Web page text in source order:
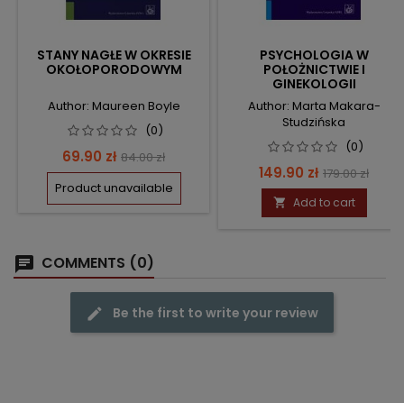
STANY NAGŁE W OKRESIE
OKOŁOPORODOWYM
Author: Maureen Boyle
(0)
Price
69.90 zł Regular
price
84.00 zł
Product unavailable
PSYCHOLOGIA W
POŁOŻNICTWIE I
GINEKOLOGII
Author: Marta Makara-
Studzińska
(0)
Price
149.90 zł Regular
price
179.00 zł
 Add to cart
COMMENTS (0)
Be the first to write your review